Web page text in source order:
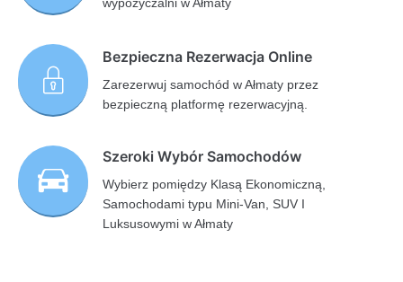
Bezpieczna Rezerwacja Online
Zarezerwuj samochód w Ałmaty przez
bezpieczną platformę rezerwacyjną.
Szeroki Wybór Samochodów
Wybierz pomiędzy Klasą Ekonomiczną,
Samochodami typu Mini-Van, SUV I
Luksusowymi w Ałmaty